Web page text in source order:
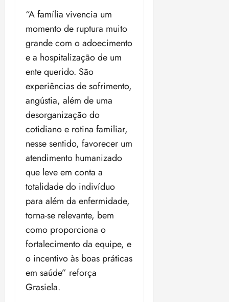
“A família vivencia um
momento de ruptura muito
grande com o adoecimento
e a hospitalização de um
ente querido. São
experiências de sofrimento,
angústia, além de uma
desorganização do
cotidiano e rotina familiar,
nesse sentido, favorecer um
atendimento humanizado
que leve em conta a
totalidade do indivíduo
para além da enfermidade,
torna-se relevante, bem
como proporciona o
fortalecimento da equipe, e
o incentivo às boas práticas
em saúde” reforça
Grasiela.